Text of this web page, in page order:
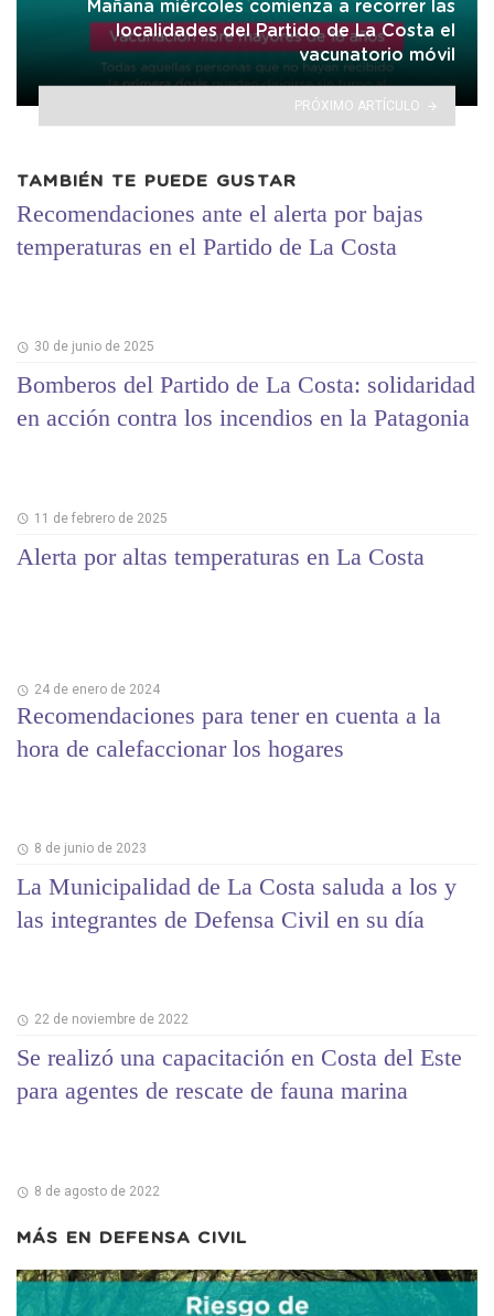
Mañana miércoles comienza a recorrer las
localidades del Partido de La Costa el
vacunatorio móvil
PRÓXIMO ARTÍCULO
TAMBIÉN TE PUEDE GUSTAR
Recomendaciones ante el alerta por bajas
temperaturas en el Partido de La Costa
30 de junio de 2025
Bomberos del Partido de La Costa: solidaridad
en acción contra los incendios en la Patagonia
11 de febrero de 2025
Alerta por altas temperaturas en La Costa
24 de enero de 2024
Recomendaciones para tener en cuenta a la
hora de calefaccionar los hogares
8 de junio de 2023
La Municipalidad de La Costa saluda a los y
las integrantes de Defensa Civil en su día
22 de noviembre de 2022
Se realizó una capacitación en Costa del Este
para agentes de rescate de fauna marina
8 de agosto de 2022
MÁS EN DEFENSA CIVIL